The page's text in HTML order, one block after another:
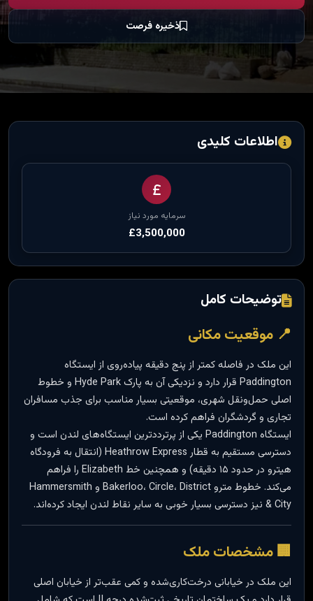
ذخیره فرصت
اطلاعات کلیدی
سرمایه مورد نیاز
£3,500,000
توضیحات کامل
📍 موقعیت مکانی
این ملک در فاصله کمتر از پنج دقیقه پیاده‌روی از ایستگاه
Paddington قرار دارد و نزدیکی آن به پارک Hyde Park و خطوط
اصلی حمل‌ونقل شهری، موقعیتی بسیار مناسب برای جذب مسافران
تجاری و گردشگران فراهم کرده است.
ایستگاه Paddington یکی از پرترددترین ایستگاه‌های لندن است و
دسترسی مستقیم به قطار Heathrow Express (انتقال به فرودگاه
هیترو در حدود ۱۵ دقیقه) و همچنین خط Elizabeth را فراهم
می‌کند. خطوط مترو Bakerloo، Circle، District و Hammersmith
& City نیز دسترسی بسیار خوبی به سایر نقاط لندن ایجاد کرده‌اند.
🏢 مشخصات ملک
این ملک در خیابانی درخت‌کاری‌شده و کمی عقب‌تر از خیابان اصلی